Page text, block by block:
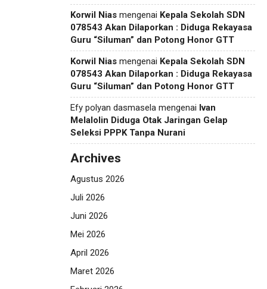
Korwil Nias mengenai Kepala Sekolah SDN
078543 Akan Dilaporkan : Diduga Rekayasa
Guru “Siluman” dan Potong Honor GTT
Korwil Nias mengenai Kepala Sekolah SDN
078543 Akan Dilaporkan : Diduga Rekayasa
Guru “Siluman” dan Potong Honor GTT
Efy polyan dasmasela mengenai Ivan
Melalolin Diduga Otak Jaringan Gelap
Seleksi PPPK Tanpa Nurani
Archives
Agustus 2026
Juli 2026
Juni 2026
Mei 2026
April 2026
Maret 2026